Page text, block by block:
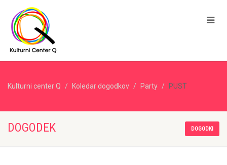
Kulturni center Q Koledar dogodkov Party PUST
DOGODEK DOGODKI